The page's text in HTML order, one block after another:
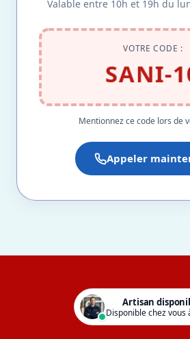
Valable entre 10h et 19h du
VOTRE CODE :
SANI-
Mentionnez ce code lors de
Appeler
Artisan
Disponible chez vous